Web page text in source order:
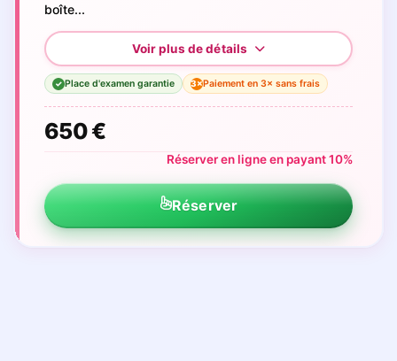
boîte...
✓ Place d'examen garantie 3×Paiement en 3× sans frais
650 €
Réserver en ligne en payant 10%
Réserver